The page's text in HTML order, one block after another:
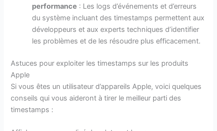
performance : Les logs d’événements et d’erreurs
du système incluant des timestamps permettent aux
développeurs et aux experts techniques d’identifier
les problèmes et de les résoudre plus efficacement.
Astuces pour exploiter les timestamps sur les produits
Apple
Si vous êtes un utilisateur d’appareils Apple, voici quelques
conseils qui vous aideront à tirer le meilleur parti des
timestamps :